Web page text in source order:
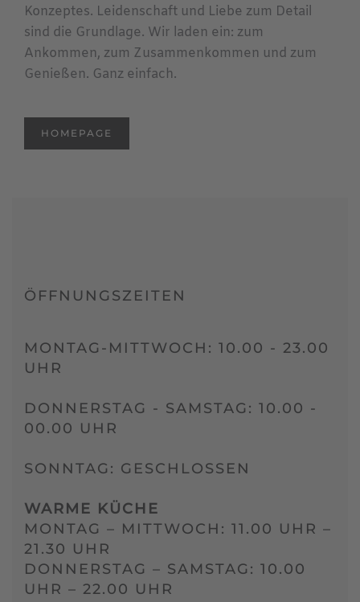
Konzeptes. Leidenschaft und Liebe zum Detail
sind die Grundlage. Wir laden ein: zum
Ankommen, zum Zusammenkommen und zum
Genießen. Ganz einfach.
HOMEPAGE
ÖFFNUNGSZEITEN
MONTAG-MITTWOCH: 10.00 - 23.00
UHR
DONNERSTAG - SAMSTAG: 10.00 -
00.00 UHR
SONNTAG: GESCHLOSSEN
WARME KÜCHE
MONTAG – MITTWOCH: 11.00 UHR –
21.30 UHR
DONNERSTAG – SAMSTAG: 10.00
UHR – 22.00 UHR